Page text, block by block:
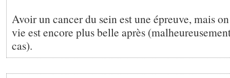
Avoir un cancer du sein est une épreuve, mais
vie est encore plus belle après
cas).